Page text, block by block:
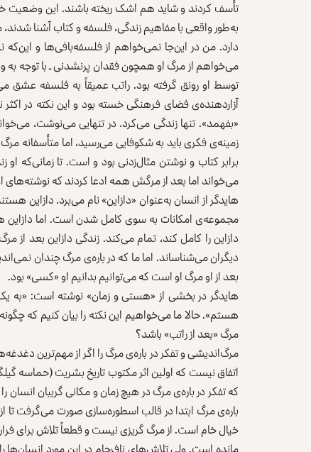
تأسف کردند و شاید هم اشک ریخته باشند. این وضعیت
به‌طور واقعی با مفاهیم زندگی، فلسفه و کتاب آشنا
دارد. من در این‌جا نمی‌خواهم از فلسفه‌بافی‌ها و
می‌خواهم از مرگ او همچون فقدان پر‌نشدنی ـ با توجه
توسط او رونق گرفته بود. راتب عمیقاً به فلسفه عشق
آزار‌دهنده‌ی فضای فرهنگی خسته بود و این نکته در
«بفهمد». تنها زندگی می‌کرد. در تنهایی می‌نوشت،
زمینه‌ی فکری باید به شکوفایی می‌رسید، ‌اما متأسفانه
برابر کتاب و نوشتن مثال‌زدنی بود و است. تا
می‌خواند اما بعد از مرگش همه ادعا کردند که نوشته‌های
هایدگر از انسان به‌عنوان «دازاین» نام می‌برد.
مجموعه‌ی امکانات به سوی کامل شدن است. اما دازاین
دازاین را کامل کند، تمام می‌کند. زندگی دازاین بعد
دیگران می‌شناساند. اما ما که در باره‌ی مرگ چندان
بعد از او مرگ او است که می‌توانیم بدانیم او «کسی» بود.
هایدگر در بخشی از «هستی و زمان» نوشته است: «به
هستم». حالا ما می‌خواهیم این نکته را بیان کنیم که
مرگ «بعد از راتب» باشد؟
مرگ‌اندیشی و تفکر در باره‌ی مرگ را اگر از مهم‌ترین
اتفاق نیست که اولین اثر مکتوب تاریخ بشریت (حماسه
که تفکر در باره‌ی مرگ در هیچ زمان و مکانی گریبان انسان
باره‌ی مرگ ابتدا در قالب اسطوره‌سازی صورت می‌گرفت تا
خیال خام است. از مرگ گریزی نیست و قطعاً تلاش برای